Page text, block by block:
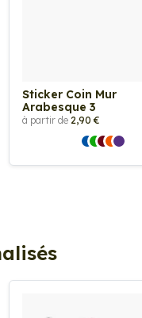
Sticker Coin Mur
Arabesque 3
à partir de 2,90 €